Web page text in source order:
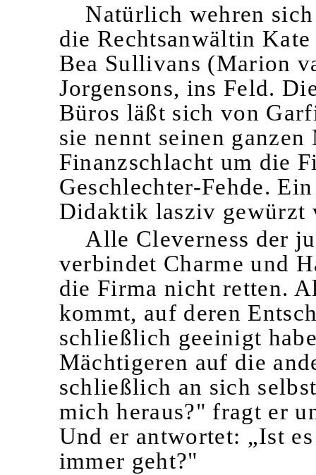
Natürlich wehren
die Rechtsanwältin
Bea Sullivans (Marion
Jorgensons, ins Feld.
Büros läßt sich von
sie nennt seinen
Finanzschlacht um die
Geschlechter-Fehde.
Didaktik lasziv gewürzt
Alle Cleverness der
verbindet Charme und
die Firma nicht retten.
kommt, auf deren
schließlich geeinigt
Mächtigeren auf die
schließlich an sich
mich heraus?" fragt er
Und er antwortet: „Ist
immer geht?"